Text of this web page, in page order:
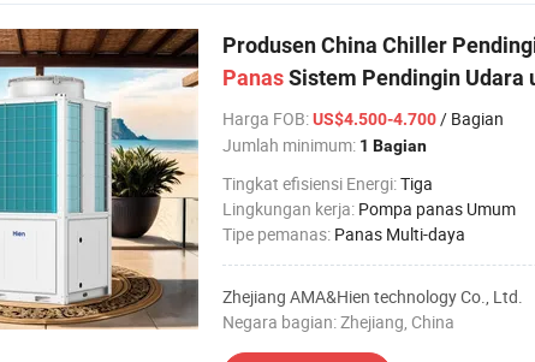
Produsen China Chiller
PanasSistem Pendingin Udara
Harga FOB:US$4.500-4.700/ Bagian
Jumlah minimum: 1 Bagian
Tingkat efisiensi Energi:Tiga
Lingkungan kerja: Pompa panas Umum
Tipe pemanas: Panas Multi-daya
Zhejiang AMA&Hien technology Co., Ltd.
Negara bagian: Zhejiang, China